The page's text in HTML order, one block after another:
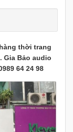
thời trang
Gia Bảo audio
64 24 98